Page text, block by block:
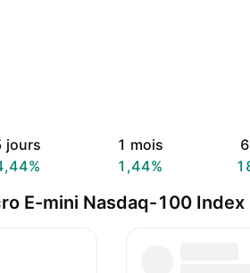
jours
1 mois
1,44%
E-mini Nasdaq-100 Index